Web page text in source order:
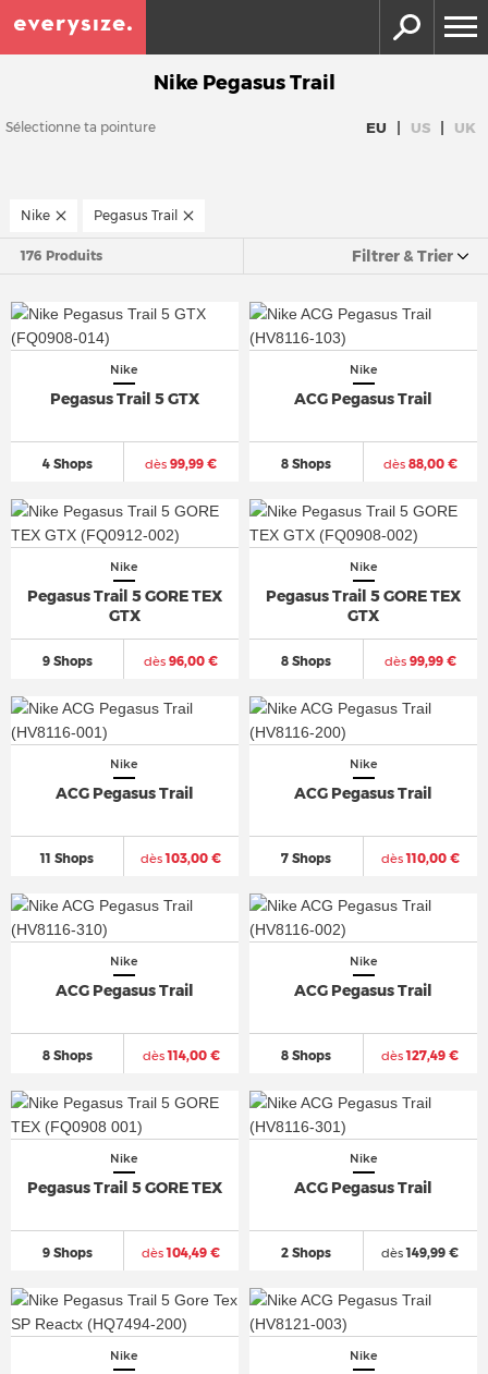
Nike Pegasus Trail
Sélectionne ta pointure EU | US | UK
Nike Pegasus Trail
176 Produits Filtrer & Trier
Nike
Pegasus Trail 5 GTX
4 Shops dès 99,99 €
Nike
ACG Pegasus Trail
8 Shops dès88,00 €
Nike
Pegasus Trail 5 GORE TEX
GTX
9 Shops dès 96,00 €
Nike
Pegasus Trail 5 GORE TEX
GTX
8 Shops dès99,99 €
Nike
ACG Pegasus Trail
11 Shops dès103,00 €
Nike
ACG Pegasus Trail
7 Shops dès110,00 €
Nike
ACG Pegasus Trail
8 Shops dès114,00 €
Nike
ACG Pegasus Trail
8 Shops dès127,49 €
Nike
Pegasus Trail 5 GORE TEX
9 Shops dès104,49 €
Nike
ACG Pegasus Trail
2 Shops dès149,99 €
Nike Nike